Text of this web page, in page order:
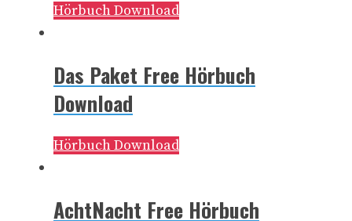
Hörbuch Download
Das Paket Free Hörbuch
Download
Hörbuch Download
AchtNacht Free Hörbuch